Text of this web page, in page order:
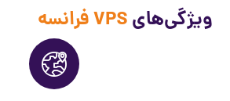
ویژگی‌هایVPS فرانسه